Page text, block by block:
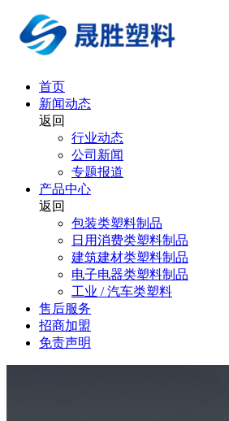
首页
新闻动态
返回
行业动态
公司新闻
专题报道
产品中心
返回
包装类塑料制品
日用消费类塑料制品
建筑建材类塑料制品
电子电器类塑料制品
工业 / 汽车类塑料
售后服务
招商加盟
免责声明